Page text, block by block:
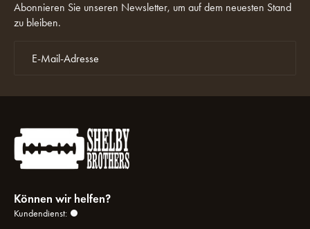
Abonnieren Sie unseren Newsletter, um auf dem neuesten Stand
zu bleiben.
Können wir helfen?
Kundendienst: